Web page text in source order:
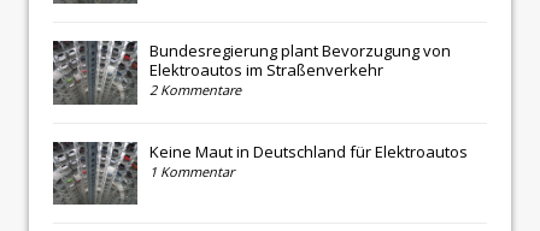
Bundesregierung plant Bevorzugung von
Elektroautos im Straßenverkehr
2 Kommentare
Keine Maut in Deutschland für Elektroautos
1 Kommentar